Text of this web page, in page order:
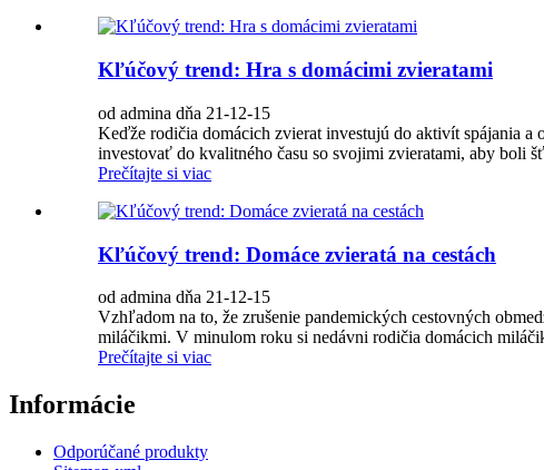
Kľúčový trend: Hra s domácimi zvieratami
od admina dňa 21-12-15
Keďže rodičia domácich zvierat investujú do aktivít spájania a
investovať do kvalitného času so svojimi zvieratami, aby boli
Prečítajte si viac
Kľúčový trend: Domáce zvieratá na cestách
od admina dňa 21-12-15
Vzhľadom na to, že zrušenie pandemických cestovných
miláčikmi. V minulom roku si nedávni rodičia domácich
Prečítajte si viac
Informácie
Odporúčané produkty